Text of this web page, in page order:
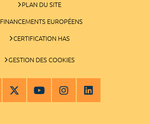
PLAN DU SITE
FINANCEMENTS EUROPÉENS
CERTIFICATION HAS
GESTION DES COOKIES